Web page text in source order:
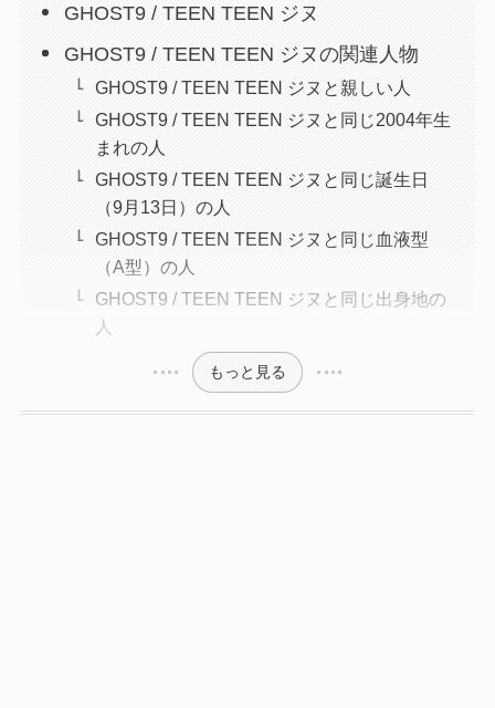
GHOST9 / TEEN TEEN ジヌ
GHOST9 / TEEN TEEN ジヌの関連人物
GHOST9 / TEEN TEEN ジヌと親しい人
GHOST9 / TEEN TEEN ジヌと同じ2004年生
まれの人
GHOST9 / TEEN TEEN ジヌと同じ誕生日
（9月13日）の人
GHOST9 / TEEN TEEN ジヌと同じ血液型
（A型）の人
GHOST9 / TEEN TEEN ジヌと同じ出身地の
人
もっと見る